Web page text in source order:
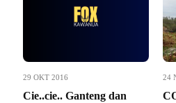
29 OKT 2016
Cie..cie.. Ganteng dan
24